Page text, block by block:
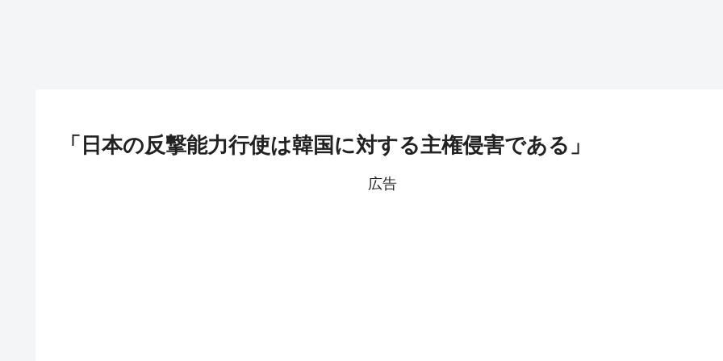
「日本の反撃能力行使は韓国に対する主権侵害である」
広告